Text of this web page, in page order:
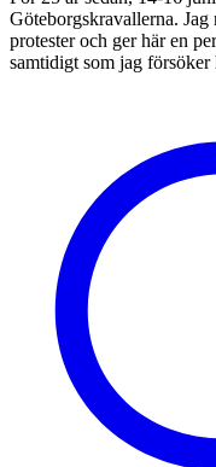
Göteborgskravallerna. Jag
protester och ger här en
samtidigt som jag